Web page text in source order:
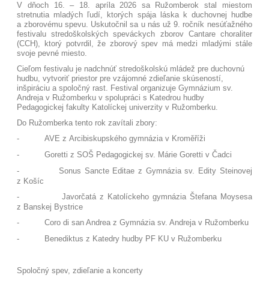
V dňoch 16. – 18. apríla 2026 sa Ružomberok stal miestom
stretnutia mladých ľudí, ktorých spája láska k duchovnej hudbe
a zborovému spevu. Uskutočnil sa u nás už 9. ročník nesúťažného
festivalu stredoškolských speváckych zborov Cantare choraliter
(CCH), ktorý potvrdil, že zborový spev má medzi mladými stále
svoje pevné miesto.
Cieľom festivalu je nadchnúť stredoškolskú mládež pre duchovnú
hudbu, vytvoriť priestor pre vzájomné zdieľanie skúseností,
inšpiráciu a spoločný rast. Festival organizuje Gymnázium sv.
Andreja v Ružomberku v spolupráci s Katedrou hudby
Pedagogickej fakulty Katolíckej univerzity v Ružomberku.
Do Ružomberka tento rok zavítali zbory:
-
AVE z Arcibiskupského gymnázia v Kroměříži
-
Goretti z SOŠ Pedagogickej sv. Márie Goretti v Čadci
-
Sonus Sancte Editae z Gymnázia sv. Edity Steinovej
z Košíc
-
Javorčatá z Katolíckeho gymnázia Štefana Moysesa
z Banskej Bystrice
-
Coro di san Andrea z Gymnázia sv. Andreja v Ružomberku
-
Benediktus z Katedry hudby PF KU v Ružomberku
Spoločný spev, zdieľanie a koncerty